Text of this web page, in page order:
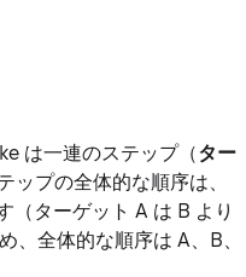
は一連のステップ（ター
プの全体的な順序は、
（ターゲット A は B より
、全体的な順序は A、B、